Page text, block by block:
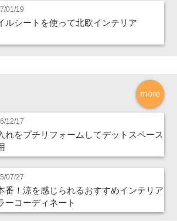
01/19
ルシートを使って北欧インテリア
more
12/17
れをプチリフォームしてデットスペース
07/27
番！涼を感じられるおすすめインテリア
ーコーディネート